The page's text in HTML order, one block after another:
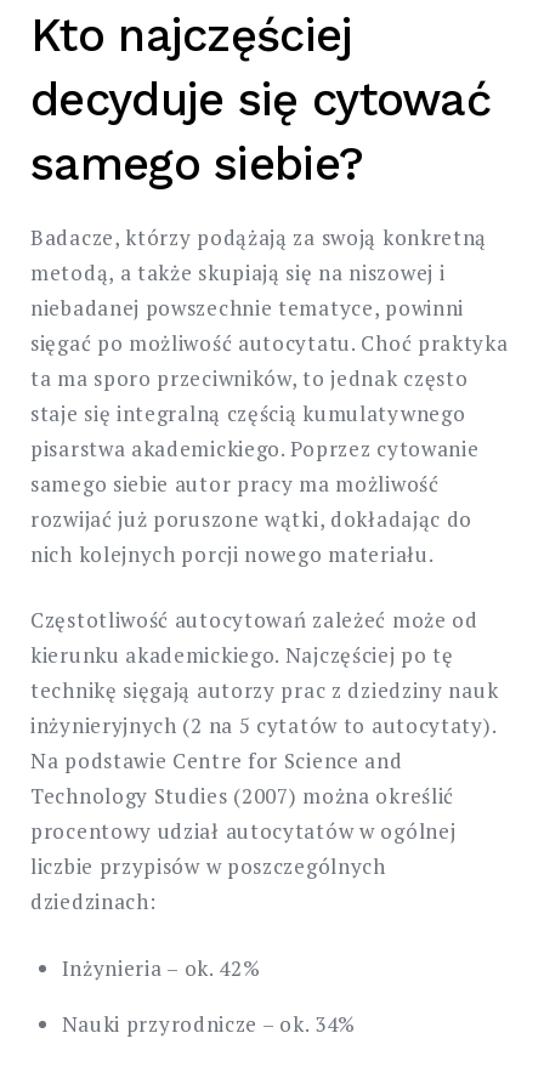
Kto najczęściej
decyduje się cytować
samego siebie?
Badacze, którzy podążają za swoją konkretną
metodą, a także skupiają się na niszowej i
niebadanej powszechnie tematyce, powinni
sięgać po możliwość autocytatu. Choć praktyka
ta ma sporo przeciwników, to jednak często
staje się integralną częścią kumulatywnego
pisarstwa akademickiego. Poprzez cytowanie
samego siebie autor pracy ma możliwość
rozwijać już poruszone wątki, dokładając do
nich kolejnych porcji nowego materiału.
Częstotliwość autocytowań zależeć może od
kierunku akademickiego. Najczęściej po tę
technikę sięgają autorzy prac z dziedziny nauk
inżynieryjnych (2 na 5 cytatów to autocytaty).
Na podstawie Centre for Science and
Technology Studies (2007) można określić
procentowy udział autocytatów w ogólnej
liczbie przypisów w poszczególnych
dziedzinach:
Inżynieria – ok. 42%
Nauki przyrodnicze – ok. 34%